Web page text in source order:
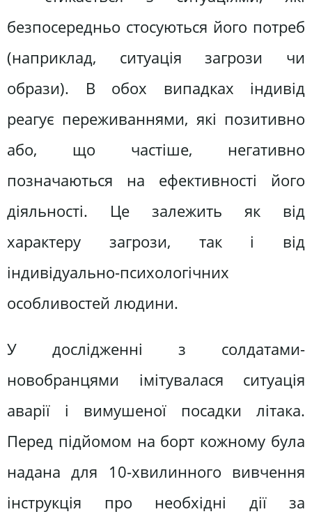
безпосередньо стосуються його потреб
(наприклад, ситуація загрози чи
образи). В обох випадках індивід
реагує переживаннями, які позитивно
або, що частіше, негативно
позначаються на ефективності його
діяльності. Це залежить як від
характеру загрози, так і від
індивідуально-психологічних
особливостей людини.
У дослідженні з солдатами-
новобранцями імітувалася ситуація
аварії і вимушеної посадки літака.
Перед підйомом на борт кожному була
надана для 10-хвилинного вивчення
інструкція про необхідні дії за